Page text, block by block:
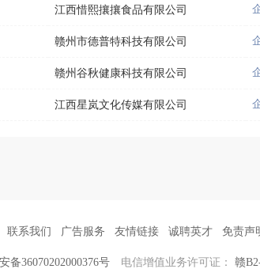
江西惜熙攘攘食品有限公司
赣州市德普特科技有限公司
赣州谷秋健康科技有限公司
江西星岚文化传媒有限公司
联系我们 广告服务 友情链接 诚聘英才 免责声
备36070202000376号 电信增值业务许可证： 赣